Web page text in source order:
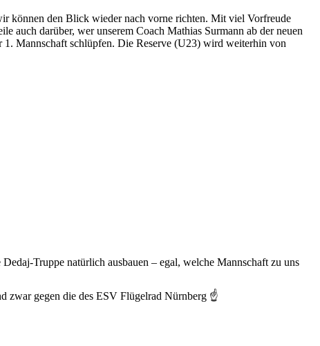
können den Blick wieder nach vorne richten. Mit viel Vorfreude
auch darüber, wer unserem Coach Mathias Surmann ab der neuen
Mannschaft schlüpfen. Die Reserve (U23) wird weiterhin von
Truppe natürlich ausbauen – egal, welche Mannschaft zu uns
zwar gegen die des ESV Flügelrad Nürnberg ☝️